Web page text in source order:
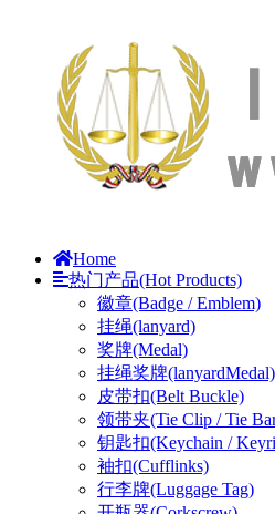
Home
热门产品(Hot Products)
徽章(Badge / Emblem)
挂绳(lanyard)
奖牌(Medal)
挂绳奖牌(lanyardMedal)
皮带扣(Belt Buckle)
领带夹(Tie Clip / Tie
钥匙扣(Keychain /
袖扣(Cufflinks)
行李牌(Luggage Tag)